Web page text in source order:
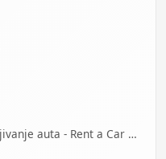
Car Rental - Mietwagen - Iznajmljivanje auta - Rent a Car Mostar